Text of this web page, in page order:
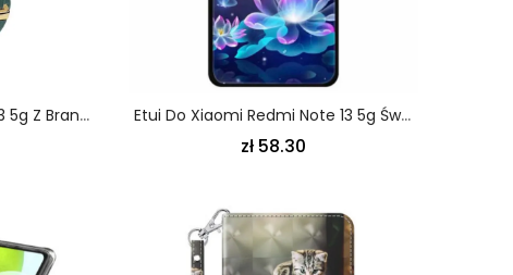
Etui Xiaomi Redmi Note 13 5g Z Bransoletką I Wsparciem Etui Ochronne Etui Do Xiaomi Redmi Note 13 5g Świecące Szkło Hartowane W Kształcie Lotosu
zł 58.30